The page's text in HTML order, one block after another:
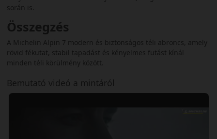
során is.
Összegzés
A Michelin Alpin 7 modern és biztonságos téli abroncs, amely
rövid fékutat, stabil tapadást és kényelmes futást kínál
minden téli körülmény között.
Bemutató videó a mintáról